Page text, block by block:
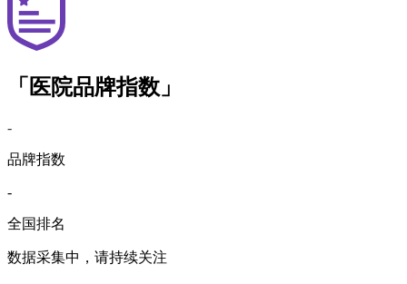
「医院品牌指数」
-
品牌指数
-
全国排名
数据采集中，请持续关注